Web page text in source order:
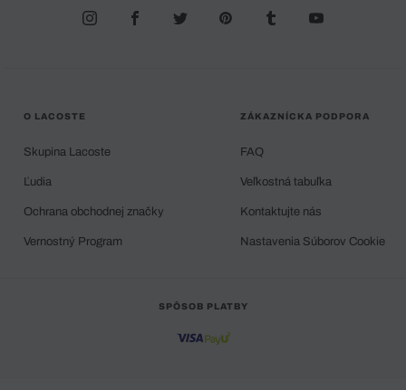
O LACOSTE
Skupina Lacoste
Ľudia
Ochrana obchodnej značky
Vernostný Program
ZÁKAZNÍCKA PODPORA
FAQ
Veľkostná tabuľka
Kontaktujte nás
Nastavenia Súborov Cookie
SPÔSOB PLATBY